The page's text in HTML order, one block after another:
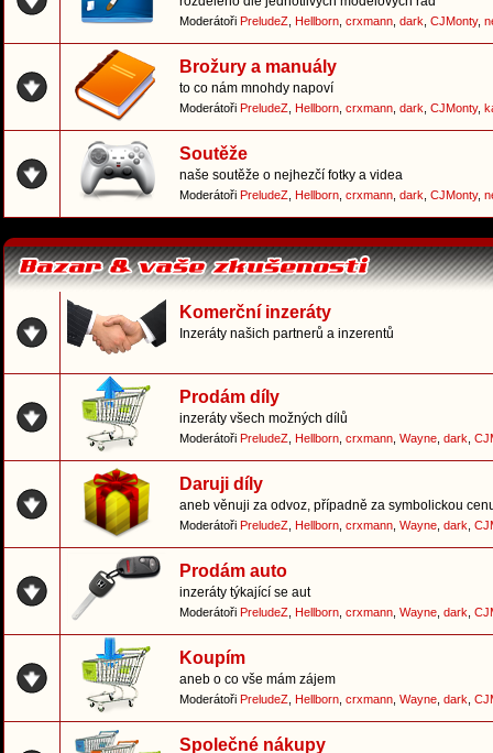
Moderátoři PreludeZ Hellborn crxmann dark CJMonty,
Brožury a manuály
to co nám mnohdy napoví
Moderátoři PreludeZ Hellborn crxmann dark CJMonty,
Soutěže
naše soutěže o nejhezčí fotky a videa
Moderátoři PreludeZ Hellborn crxmann dark CJMonty,
Komerční inzeráty
Inzeráty našich partnerů a inzerentů
Prodám díly
inzeráty všech možných dílů
Moderátoři PreludeZ Hellborn crxmann Wayne dark
Daruji díly
aneb věnuji za odvoz, případně za symbolickou
Moderátoři PreludeZ Hellborn crxmann Wayne dark
Prodám auto
inzeráty týkající se aut
Moderátoři PreludeZ Hellborn crxmann Wayne dark
Koupím
aneb o co vše mám zájem
Moderátoři PreludeZ Hellborn crxmann Wayne dark
Společné nákupy